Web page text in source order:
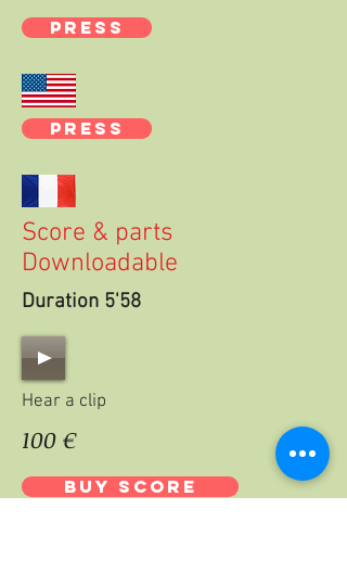
PRESS
PRESS
Score & parts
Downloadable
Duration 5'58
Hear a clip
100 €
BUY SCORE